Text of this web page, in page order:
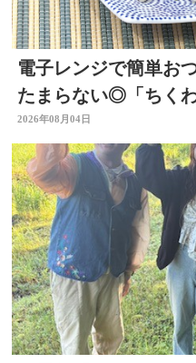
電子レンジで簡単お
たまらない◎「ちく
キッチン別府ちゃん～
2026年08月04日